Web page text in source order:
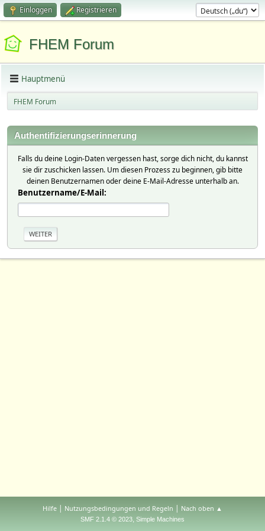
Einloggen Registrieren
FHEM Forum
Hauptmenü
FHEM Forum
Authentifizierungserinnerung
Falls du deine Login-Daten vergessen hast, sorge dich nicht, du kannst
sie dir zuschicken lassen. Um diesen Prozess zu beginnen, gib bitte
deinen Benutzernamen oder deine E-Mail-Adresse unterhalb an.
Benutzername/E-Mail:
Hilfe | Nutzungsbedingungen und Regeln | Nach oben ▲
SMF 2.1.4 © 2023, Simple Machines